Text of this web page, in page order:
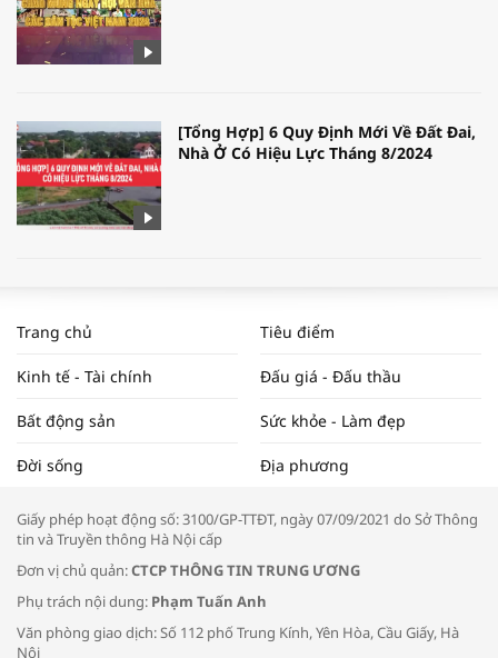
[Tổng Hợp] 6 Quy Định Mới Về Đất Đai,
Nhà Ở Có Hiệu Lực Tháng 8/2024
NAM NĂM 2024 VÀ NĂM 2025 | NHỊP
ĐẬP THỊ TRƯỜNG #62
Tọa đàm “Xúc tiến thương mại: Khơi
Bác sĩ tư vấn cách phòng tránh bệnh
đường hô hấp trong thời tiết giao mùa
Trang chủ Tiêu điểm
Kinh tế - Tài chính Đấu giá - Đấu thầu
Bất động sản Sức khỏe - Làm đẹp
Đời sống Địa phương
Giấy phép hoạt động số: 3100/GP-TTĐT, ngày 07/09/2021 do Sở Thông
tin và Truyền thông Hà Nội cấp
Đơn vị chủ quản:CTCP THÔNG TIN TRUNG ƯƠNG
Phụ trách nội dung: Phạm Tuấn Anh
Văn phòng giao dịch: Số 112 phố Trung Kính, Yên Hòa, Cầu Giấy, Hà
Nội